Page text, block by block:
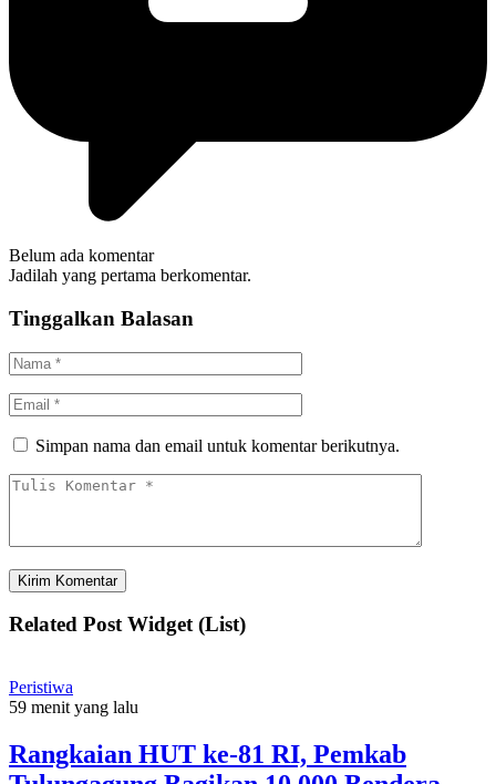
Belum ada komentar
Jadilah yang pertama berkomentar.
Tinggalkan Balasan
Simpan nama dan email untuk komentar berikutnya.
Related Post Widget (List)
Peristiwa
59 menit yang lalu
Rangkaian HUT ke-81 RI, Pemkab